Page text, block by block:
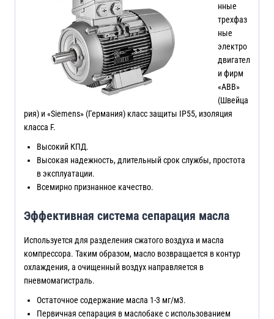
нные
трехфаз
ные
электро
двигател
и фирм
«ABB»
(Швейца
рия) и «Siemens» (Германия) класс защиты IP55, изоляция
класса F.
Высокий КПД.
Высокая надежность, длительный срок службы, простота
в эксплуатации.
Всемирно признанное качество.
Эффективная система сепарация масла
Используется для разделения сжатого воздуха и масла
компрессора. Таким образом, масло возвращается в контур
охлаждения, а очищенный воздух направляется в
пневмомагистраль.
Остаточное содержание масла 1-3 мг/м3.
Первичная сепарация в маслобаке с использованием